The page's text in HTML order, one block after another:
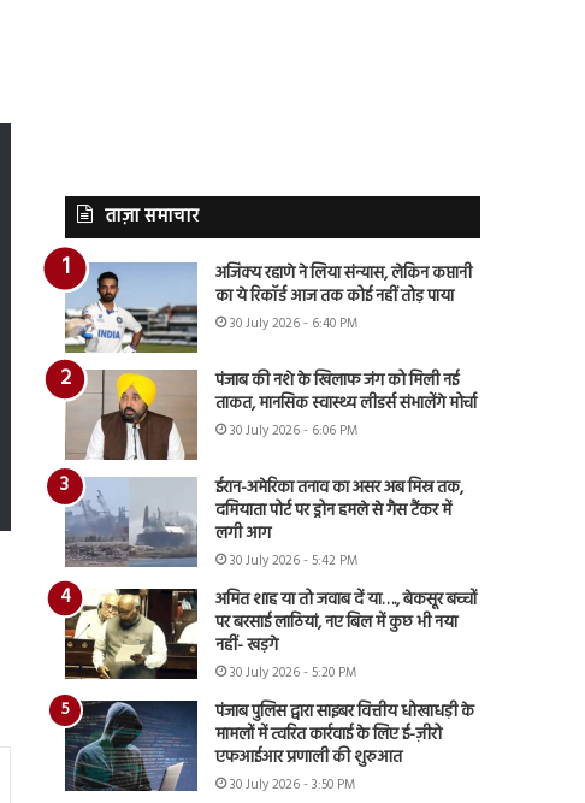
ताज़ा समाचार
अजिंक्य रहाणे ने लिया संन्यास, लेकिन कप्तानी
का ये रिकॉर्ड आज तक कोई नहीं तोड़ पाया
30 July 2026 - 6:40 PM
पंजाब की नशे के खिलाफ जंग को मिली नई
ताकत, मानसिक स्वास्थ्य लीडर्स संभालेंगे मोर्चा
30 July 2026 - 6:06 PM
ईरान-अमेरिका तनाव का असर अब मिस्र तक,
दमियाता पोर्ट पर ड्रोन हमले से गैस टैंकर में
लगी आग
30 July 2026 - 5:42 PM
अमित शाह या तो जवाब दें या…., बेकसूर बच्चों
पर बरसाई लाठियां, नए बिल में कुछ भी नया
नहीं- खड़गे
30 July 2026 - 5:20 PM
पंजाब पुलिस द्वारा साइबर वित्तीय धोखाधड़ी के
मामलों में त्वरित कार्रवाई के लिए ई-ज़ीरो
एफआईआर प्रणाली की शुरुआत
30 July 2026 - 3:50 PM